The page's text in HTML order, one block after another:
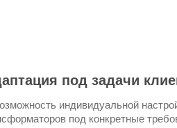
под задачи
индивидуальной
под конкретные